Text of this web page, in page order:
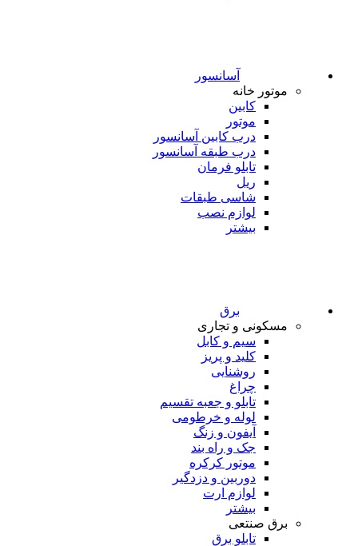
آسانسور
موتور خانه
کابین
موتور
درب کابین آسانسور
درب طبقه آسانسور
تابلو فرمان
ریل
شاسی طبقات
لوازم نصب
بیشتر
برق
مسکونی و تجاری
سیم و کابل
کلید و پریز
روشنایی
چراغ
تابلو و جعبه تقسیم
لوله و خرطومی
آیفون و زنگ
جک و راه بند
موتور کرکره
دوربین و دزدگیر
لوازم ارت
بیشتر
برق صنتعی
تابلو برق